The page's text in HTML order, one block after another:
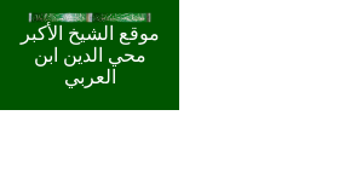
موقع الشيخ الأكبر
محي الدين ابن
العربي